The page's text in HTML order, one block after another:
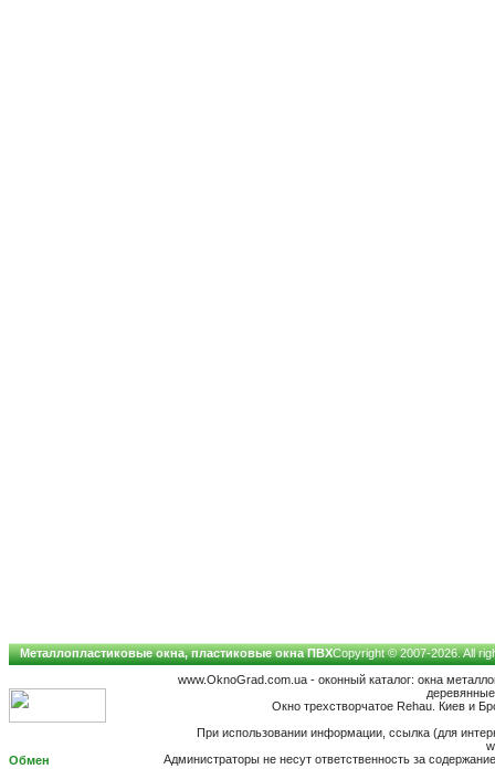
Металлопластиковые окна, пластиковые окна ПВХCopyright © 2007-2026. All
www.OknoGrad.com.ua - оконный каталог: окна
Окно трехстворчатое Rehau. Киев и
При использовании информации, ссылка (для
Администраторы не несут ответственность за
Обмен